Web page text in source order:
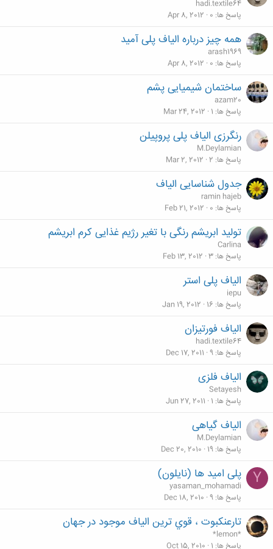
hadi.textile64
پاسخ ها 0
Apr 8, 2012
همه چیز درباره الیاف پلی آمید
arash1969
پاسخ ها 0
Apr 8, 2012
ساختمان شیمیایی پشم
azam20
پاسخ ها 1
Mar 24, 2012
رنگرزی الیاف پلی پروپیلن
M.Deylamian
پاسخ ها 2
Mar 2, 2012
جدول شناسایی الیاف
ramin hajeb
پاسخ ها 0
Feb 21, 2012
تولید ابریشم رنگی با تغیر رژیم غذایی کرم ابریشم
Carlina
پاسخ ها 3
Feb 13, 2012
الیاف پلی استر
iepu
پاسخ ها 16
Jan 19, 2012
الیاف فورتیزان
hadi.textile64
پاسخ ها 9
Dec 17, 2011
الیاف فلزی
Setayesh
پاسخ ها 1
Jun 27, 2011
الیاف گیاهی
M.Deylamian
پاسخ ها 19
Dec 20, 2010
Y پلی امید ها (نایلون)
yasaman_mohamadi
پاسخ ها 9
Dec 18, 2010
تارعنکبوت ، قوي ترين الياف موجود در جهان
*lemon*
پاسخ ها 1
Oct 15, 2010